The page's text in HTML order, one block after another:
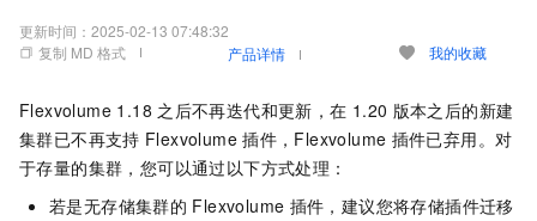
更新时间： 2025-02-13 07:48:32
复制 MD 格式
产品详情 我的收藏
Flexvolume 1.18 之后不再迭代和更新，在 1.20 版本之后的新建
集群已不再支持 Flexvolume 插件，Flexvolume 插件已弃用。对
于存量的集群，您可以通过以下方式处理：
若是无存储集群的 Flexvolume 插件，建议您将存储插件迁移